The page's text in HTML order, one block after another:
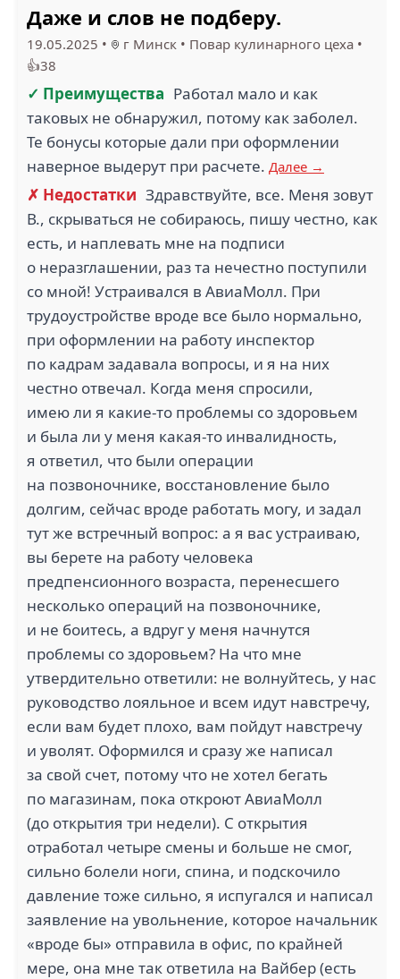
2.9
ЧЕТЫРЕ ЛАПЫ (1)
2
СТРАХОВОЙ ДОМ
ВСК (1) МАНГО ТЕЛЕКОМ (1)
СТК СТРОЙТЕХ (1) ГАЛЕРЕЯ ЧИЖОВА (1)
2.4
MODI FUN SHOP (1) САПСАН (1)
2
СБЕР СЕРВИС (1) УЮТ (1)
НОВЫЕ ДОРОГИ (1) ДАНФОСС (1)
2.8 4
ESTETICA (1)
Даже и слов не подберу.
19.05.2025 • г Минск • Повар кулинарного цеха •
👍38
✓ Преимущества Работал мало и как
таковых не обнаружил, потому как заболел.
Те бонусы которые дали при оформлении
наверное выдерут при расчете. Далее →
✗ Недостатки Здравствуйте, все. Меня зовут
В., скрываться не собираюсь, пишу честно, как
есть, и наплевать мне на подписи
о неразглашении, раз та нечестно поступили
со мной! Устраивался в АвиаМолл. При
трудоустройстве вроде все было нормально,
при оформлении на работу инспектор
по кадрам задавала вопросы, и я на них
честно отвечал. Когда меня спросили,
имею ли я какие-то проблемы со здоровьем
и была ли у меня какая-то инвалидность,
я ответил, что были операции
на позвоночнике, восстановление было
долгим, сейчас вроде работать могу, и задал
тут же встречный вопрос: а я вас устраиваю,
вы берете на работу человека
предпенсионного возраста, перенесшего
несколько операций на позвоночнике,
и не боитесь, а вдруг у меня начнутся
проблемы со здоровьем? На что мне
утвердительно ответили: не волнуйтесь, у нас
руководство лояльное и всем идут навстречу,
если вам будет плохо, вам пойдут навстречу
и уволят. Оформился и сразу же написал
за свой счет, потому что не хотел бегать
по магазинам, пока откроют АвиаМолл
(до открытия три недели). С открытия
отработал четыре смены и больше не смог,
сильно болели ноги, спина, и подскочило
давление тоже сильно, я испугался и написал
заявление на увольнение, которое начальник
«вроде бы» отправила в офис, по крайней
мере, она мне так ответила на Вайбер (есть